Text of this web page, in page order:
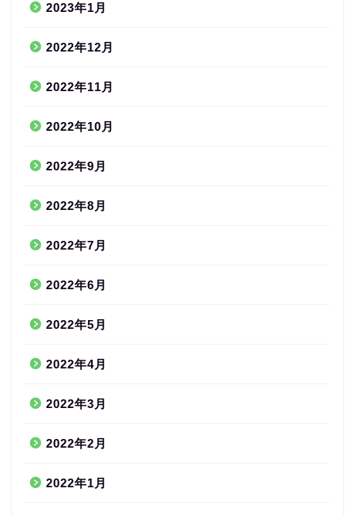
2023年1月
2022年12月
2022年11月
2022年10月
2022年9月
2022年8月
2022年7月
2022年6月
2022年5月
2022年4月
2022年3月
2022年2月
2022年1月